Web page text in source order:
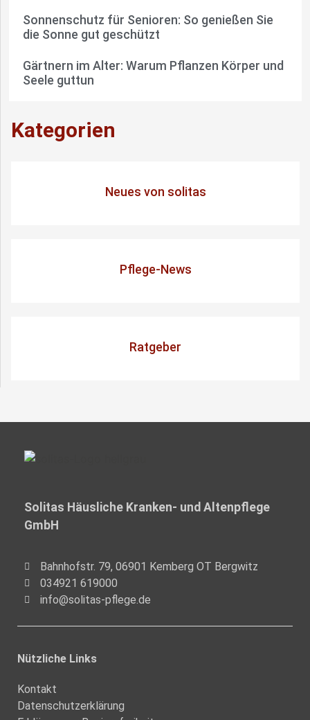
Sonnenschutz für Senioren: So genießen Sie
die Sonne gut geschützt
Gärtnern im Alter: Warum Pflanzen Körper und
Seele guttun
Kategorien
Neues von solitas
Pflege-News
Ratgeber
Solitas Häusliche Kranken- und Altenpflege
GmbH
Bahnhofstr. 79, 06901 Kemberg OT Bergwitz
034921 619000
info@solitas-pflege.de
Nützliche Links
Kontakt
Datenschutzerklärung